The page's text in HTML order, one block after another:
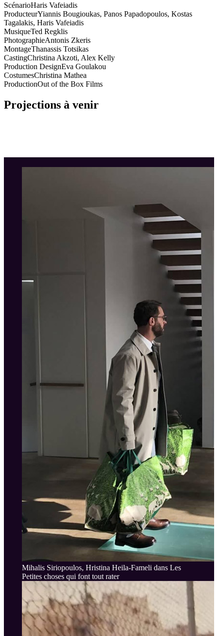
ScénarioHaris Vafeiadis
ProducteurYiannis Bougioukas, Panos Papadopoulos, Kostas
Tagalakis, Haris Vafeiadis
MusiqueTed Regklis
PhotographieAntonis Zkeris
MontageThanassis Totsikas
CastingChristina Akzoti, Alex Kelly
Production DesignEva Goulakou
CostumesChristina Mathea
ProductionOut of the Box Films
Projections à venir
Mihalis Siriopoulos, Hristina Heila-Fameli dans Les
Petites choses qui font tout rater